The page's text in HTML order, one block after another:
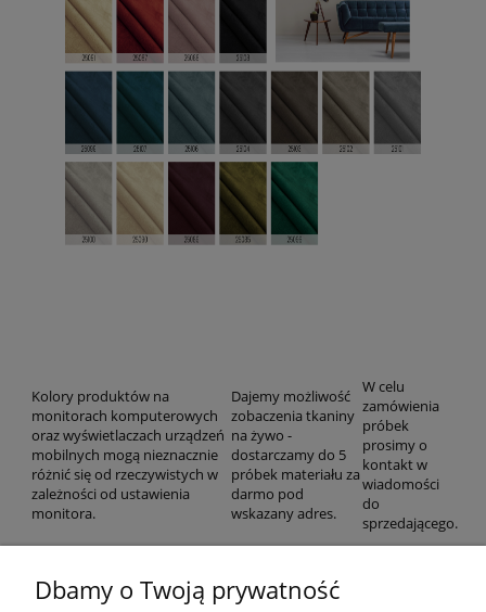
Kolory produktów na
monitorach komputerowych
oraz wyświetlaczach urządzeń
mobilnych mogą nieznacznie
różnić się od rzeczywistych w
zależności od ustawienia
monitora.
Dajemy możliwość
zobaczenia tkaniny
na żywo -
dostarczamy do 5
próbek materiału za
darmo pod
wskazany adres.
W celu
zamówienia
próbek
prosimy o
kontakt w
wiadomości
do
sprzedającego.
Dbamy o Twoją prywatność